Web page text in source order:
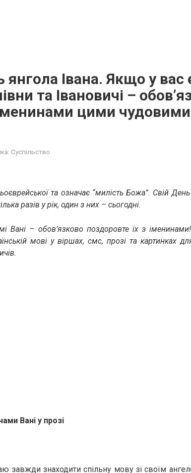
Івана. Якщо у вас
та Івановичі –
цими чудовими
Суспільство
та означає “милість Божа”. Свій
разів у рік, один з них – сьогодні.
Вані – обов’язково поздоровте їх з
мові у віршах, смс, прозі та картинках
Вані у прозі
завжди знаходити спільну мову зі своїм